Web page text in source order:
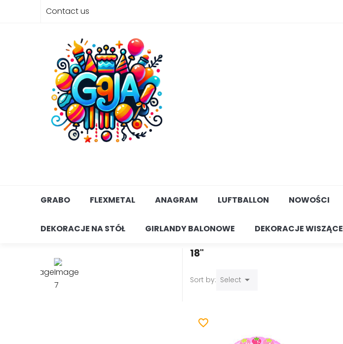
Contact us
GRABO FLEXMETAL ANAGRAM LUFTBALLON NOWOŚCI
DEKORACJE NA STÓŁ GIRLANDY BALONOWE DEKORACJE WISZĄCE
18"
Sort by: Select 
favorite_border